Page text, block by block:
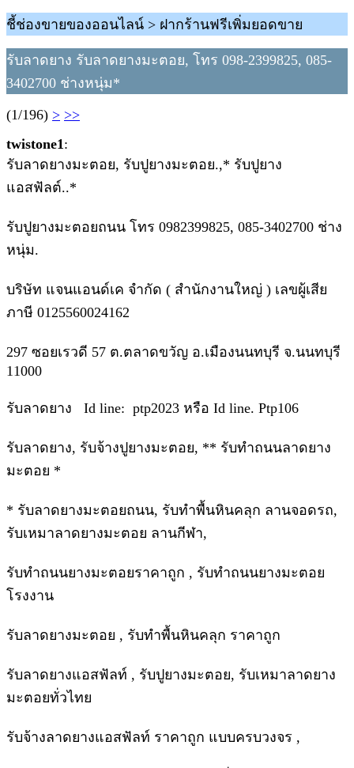
ชี้ช่องขายของออนไลน์ > ฝากร้านฟรีเพิ่มยอดขาย
รับลาดยาง รับลาดยางมะตอย, โทร 098-2399825, 085-
3402700 ช่างหนุ่ม*
(1/196) > >>
twistone1:
รับลาดยางมะตอย, รับปูยางมะตอย.,* รับปูยาง
แอสฟัลต์..*
รับปูยางมะตอยถนน โทร 0982399825, 085-3402700 ช่าง
หนุ่ม.
บริษัท แจนแอนด์เค จำกัด ( สำนักงานใหญ่ ) เลขผู้เสีย
ภาษี 0125560024162
297 ซอยเรวดี 57 ต.ตลาดขวัญ อ.เมืองนนทบุรี จ.นนทบุรี
11000
รับลาดยาง Id line: ptp2023 หรือ Id line. Ptp106
รับลาดยาง, รับจ้างปูยางมะตอย, ** รับทำถนนลาดยาง
มะตอย *
* รับลาดยางมะตอยถนน, รับทำพื้นหินคลุก ลานจอดรถ,
รับเหมาลาดยางมะตอย ลานกีฬา,
รับทำถนนยางมะตอยราคาถูก , รับทำถนนยางมะตอย
โรงงาน
รับลาดยางมะตอย , รับทำพื้นหินคลุก ราคาถูก
รับลาดยางแอสฟัลท์ , รับปูยางมะตอย, รับเหมาลาดยาง
มะตอยทั่วไทย
รับจ้างลาดยางแอสฟัลท์ ราคาถูก แบบครบวงจร ,